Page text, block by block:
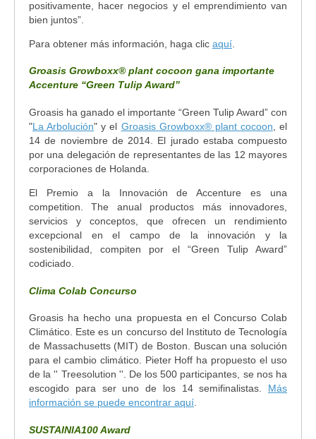
positivamente, hacer negocios y el emprendimiento van
bien juntos”.
Para obtener más información, haga clic aquí
Groasis Growboxx®plant cocoon gana importante
Accenture “Green Tulip Award”
Groasis ha ganado el importante “Green Tulip Award” con
"La Arbolución" y el Groasis Growboxx®plant cocoon , el
14 de noviembre de 2014. El jurado estaba compuesto
por una delegación de representantes de las 12 mayores
corporaciones de Holanda.
El Premio a la Innovación de Accenture es una
competition. The anual productos más innovadores,
servicios y conceptos, que ofrecen un rendimiento
excepcional en el campo de la innovación y la
sostenibilidad, compiten por el “Green Tulip Award”
codiciado.
Clima Colab Concurso
Groasis ha hecho una propuesta en el Concurso Colab
Climático. Este es un concurso del Instituto de Tecnología
de Massachusetts (MIT) de Boston. Buscan una solución
para el cambio climático. Pieter Hoff ha propuesto el uso
de la '' Treesolution ''. De los 500 participantes, se nos ha
escogido para ser uno de los 14 semifinalistas. Más
información se puede encontrar aquí
SUSTAINIA100 Award